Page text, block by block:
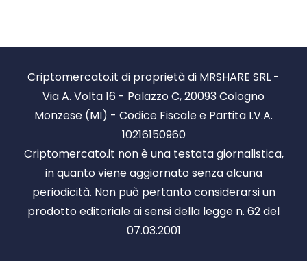
Criptomercato.it di proprietà di MRSHARE SRL -
Via A. Volta 16 - Palazzo C, 20093 Cologno
Monzese (MI) - Codice Fiscale e Partita I.V.A.
10216150960
Criptomercato.it non è una testata giornalistica,
in quanto viene aggiornato senza alcuna
periodicità. Non può pertanto considerarsi un
prodotto editoriale ai sensi della legge n. 62 del
07.03.2001